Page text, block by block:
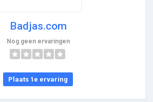
Badjas.com
Nog geen ervaringen
Plaats 1e ervaring